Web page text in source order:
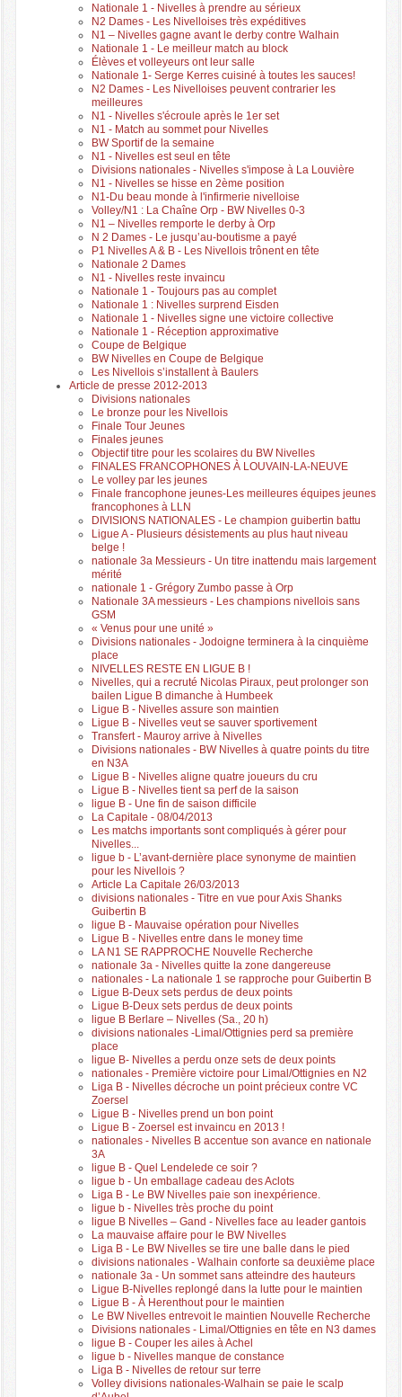
Nationale 1 - Nivelles à prendre au sérieux
N2 Dames - Les Nivelloises très expéditives
N1 – Nivelles gagne avant le derby contre Walhain
Nationale 1 - Le meilleur match au block
Élèves et volleyeurs ont leur salle
Nationale 1- Serge Kerres cuisiné à toutes les sauces!
N2 Dames - Les Nivelloises peuvent contrarier les
meilleures
N1 - Nivelles s'écroule après le 1er set
N1 - Match au sommet pour Nivelles
BW Sportif de la semaine
N1 - Nivelles est seul en tête
Divisions nationales - Nivelles s'impose à La Louvière
N1 - Nivelles se hisse en 2ème position
N1-Du beau monde à l'infirmerie nivelloise
Volley/N1 : La Chaîne Orp - BW Nivelles 0-3
N1 – Nivelles remporte le derby à Orp
N 2 Dames - Le jusqu’au-boutisme a payé
P1 Nivelles A & B - Les Nivellois trônent en tête
Nationale 2 Dames
N1 - Nivelles reste invaincu
Nationale 1 - Toujours pas au complet
Nationale 1 : Nivelles surprend Eisden
Nationale 1 - Nivelles signe une victoire collective
Nationale 1 - Réception approximative
Coupe de Belgique
BW Nivelles en Coupe de Belgique
Les Nivellois s’installent à Baulers
Article de presse 2012-2013
Divisions nationales
Le bronze pour les Nivellois
Finale Tour Jeunes
Finales jeunes
Objectif titre pour les scolaires du BW Nivelles
FINALES FRANCOPHONES À LOUVAIN-LA-NEUVE
Le volley par les jeunes
Finale francophone jeunes-Les meilleures équipes jeunes
francophones à LLN
DIVISIONS NATIONALES - Le champion guibertin battu
Ligue A - Plusieurs désistements au plus haut niveau
belge !
nationale 3a Messieurs - Un titre inattendu mais largement
mérité
nationale 1 - Grégory Zumbo passe à Orp
Nationale 3A messieurs - Les champions nivellois sans
GSM
« Venus pour une unité »
Divisions nationales - Jodoigne terminera à la cinquième
place
NIVELLES RESTE EN LIGUE B !
Nivelles, qui a recruté Nicolas Piraux, peut prolonger son
bailen Ligue B dimanche à Humbeek
Ligue B - Nivelles assure son maintien
Ligue B - Nivelles veut se sauver sportivement
Transfert - Mauroy arrive à Nivelles
Divisions nationales - BW Nivelles à quatre points du titre
en N3A
Ligue B - Nivelles aligne quatre joueurs du cru
Ligue B - Nivelles tient sa perf de la saison
ligue B - Une fin de saison difficile
La Capitale - 08/04/2013
Les matchs importants sont compliqués à gérer pour
Nivelles...
ligue b - L’avant-dernière place synonyme de maintien
pour les Nivellois ?
Article La Capitale 26/03/2013
divisions nationales - Titre en vue pour Axis Shanks
Guibertin B
ligue B - Mauvaise opération pour Nivelles
Ligue B - Nivelles entre dans le money time
LA N1 SE RAPPROCHE Nouvelle Recherche
nationale 3a - Nivelles quitte la zone dangereuse
nationales - La nationale 1 se rapproche pour Guibertin B
Ligue B-Deux sets perdus de deux points
Ligue B-Deux sets perdus de deux points
ligue B Berlare – Nivelles (Sa., 20 h)
divisions nationales -Limal/Ottignies perd sa première
place
ligue B- Nivelles a perdu onze sets de deux points
nationales - Première victoire pour Limal/Ottignies en N2
Liga B - Nivelles décroche un point précieux contre VC
Zoersel
Ligue B - Nivelles prend un bon point
Ligue B - Zoersel est invaincu en 2013 !
nationales - Nivelles B accentue son avance en nationale
3A
ligue B - Quel Lendelede ce soir ?
ligue b - Un emballage cadeau des Aclots
Liga B - Le BW Nivelles paie son inexpérience.
ligue b - Nivelles très proche du point
ligue B Nivelles – Gand - Nivelles face au leader gantois
La mauvaise affaire pour le BW Nivelles
Liga B - Le BW Nivelles se tire une balle dans le pied
divisions nationales - Walhain conforte sa deuxième place
nationale 3a - Un sommet sans atteindre des hauteurs
Ligue B-Nivelles replongé dans la lutte pour le maintien
Ligue B - À Herenthout pour le maintien
Le BW Nivelles entrevoit le maintien Nouvelle Recherche
Divisions nationales - Limal/Ottignies en tête en N3 dames
ligue B - Couper les ailes à Achel
ligue b - Nivelles manque de constance
Liga B - Nivelles de retour sur terre
Volley divisions nationales-Walhain se paie le scalp